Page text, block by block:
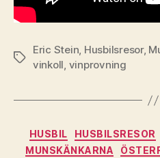
Etiketter
Eric Stein, Husbilsresor,
vinkoll, vinprovning
HUSBIL HUSBILSRESOR
MUNSKÄNKARNA